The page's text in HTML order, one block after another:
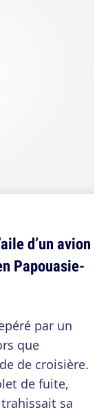
d’un avion
Papouasie-
par un
que
de croisière.
de fuite,
sa